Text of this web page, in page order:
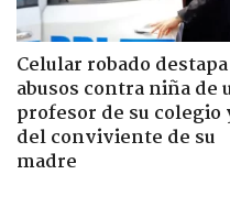
Celular robado destapa
abusos contra niña de
profesor de su colegio
del conviviente de su
madre